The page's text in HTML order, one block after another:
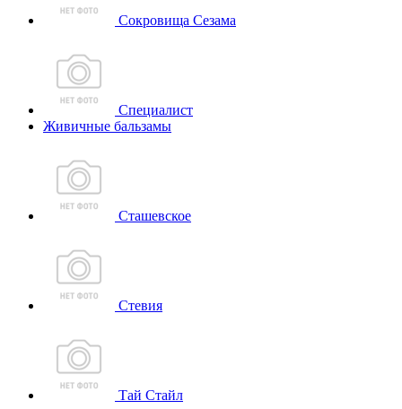
Сокровища Сезама
Специалист
Живичные бальзамы
Сташевское
Стевия
Тай Стайл